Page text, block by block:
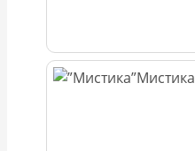
Мистика